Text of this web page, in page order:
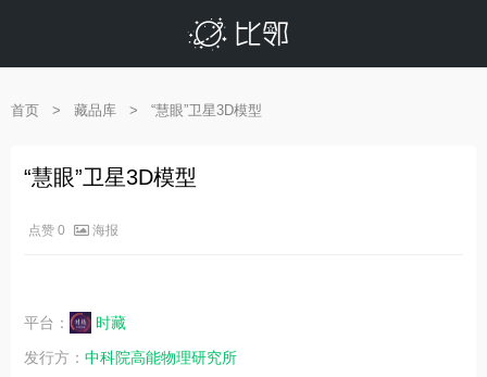
首页 > 藏品库 > “慧眼”卫星3D模型
“慧眼”卫星3D模型
点赞 0 海报
平台：
时藏
发行方： 中科院高能物理研究所